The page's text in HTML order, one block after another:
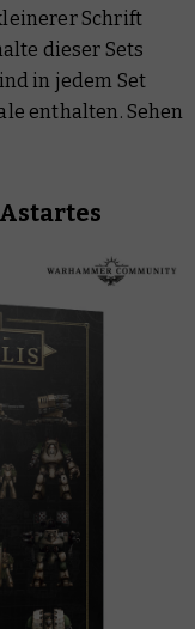
Schrift
dieser Sets
in jedem Set
enthalten. Sehen